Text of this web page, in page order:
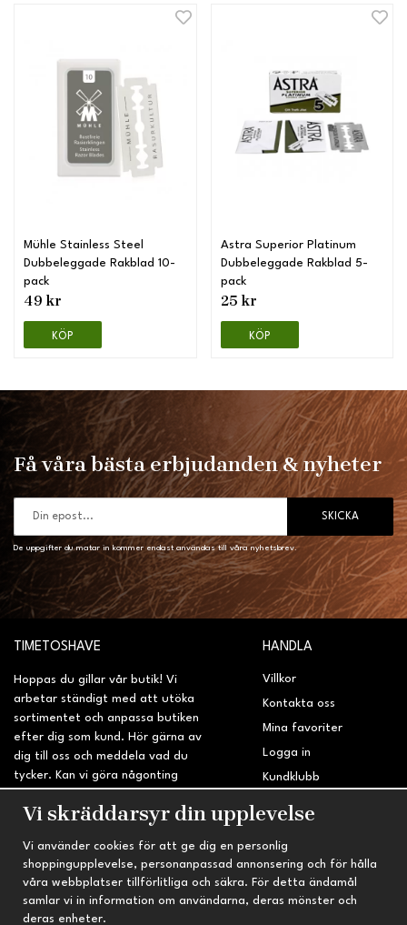
Mühle Stainless Steel
Dubbeleggade Rakblad 10-
pack
49 kr
KÖP
Astra Superior Platinum
Dubbeleggade Rakblad 5-
pack
25 kr
KÖP
Få våra bästa erbjudanden & nyheter
SKICKA
De uppgifter du matar in kommer endast användas till våra nyhetsbrev.
TIMETOSHAVE
Hoppas du gillar vår butik! Vi
arbetar ständigt med att utöka
sortimentet och anpassa butiken
efter dig som kund. Hör gärna av
dig till oss och meddela vad du
tycker. Kan vi göra någonting
sidan?
HANDLA
Villkor
Kontakta oss
Mina favoriter
Logga in
Kundklubb
INFORMATION
Om oss
Nyheter
TRYGG HANDEL
Fri frakt vid köp över 695 kr
Vi skräddarsyr din upplevelse
Vi använder cookies för att ge dig en personlig
shoppingupplevelse, personanpassad annonsering och för hålla
våra webbplatser tillförlitliga och säkra. För detta ändamål
samlar vi in information om användarna, deras mönster och
deras enheter.